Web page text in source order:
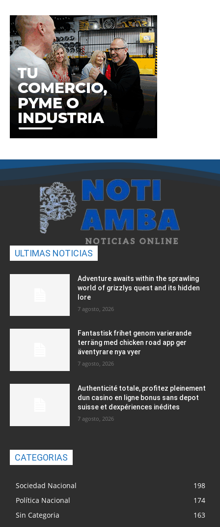
ULTIMAS NOTICIAS
Adventure awaits within the sprawling
world of grizzlys quest and its hidden
lore
7 agosto, 2026
Fantastisk frihet genom varierande
terräng med chicken road app ger
äventyrare nya vyer
7 agosto, 2026
Authenticité totale, profitez pleinement
dun casino en ligne bonus sans depot
suisse et dexpériences inédites
7 agosto, 2026
CATEGORIAS
Sociedad Nacional
198
Política Nacional
174
Sin Categoria
163